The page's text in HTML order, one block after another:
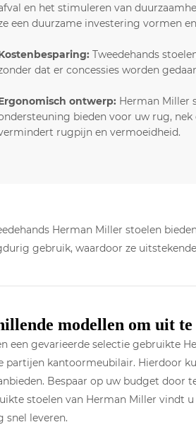
en het stimuleren van
een duurzame investering vormen
Tweedehands
dat er concessies worden
ontwerp: Herman Miller
bieden voor uw rug,
rugpijn en vermoeidheid.
Herman Miller stoelen
gebruik, waardoor ze
modellen om uit te
een gevarieerde selectie gebruikte
partijen kantoormeubilair. Hierdoor
Bespaar op uw budget door
stoelen van Herman Miller vindt
snel leveren.